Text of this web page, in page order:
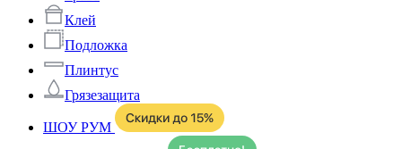
Клей
Подложка
Плинтус
Грязезащита
ШОУ РУМ